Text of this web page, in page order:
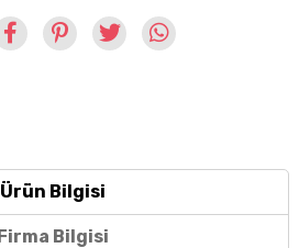
Ürün Bilgisi
Bilgisi